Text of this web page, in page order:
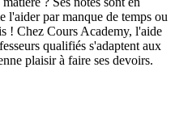
l'aider par manque de temps ou
! Chez Cours Academy, l'aide
qualifiés s'adaptent aux
plaisir à faire ses devoirs.